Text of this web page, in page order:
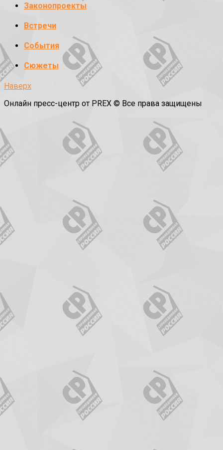
Законопроекты
Встречи
События
Сюжеты
Наверх
Онлайн пресс-центр от PREX © Все права защищены